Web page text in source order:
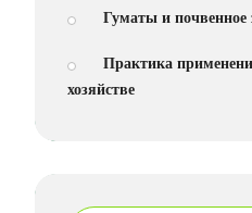
Гуматы и почвенное
Практика
хозяйстве